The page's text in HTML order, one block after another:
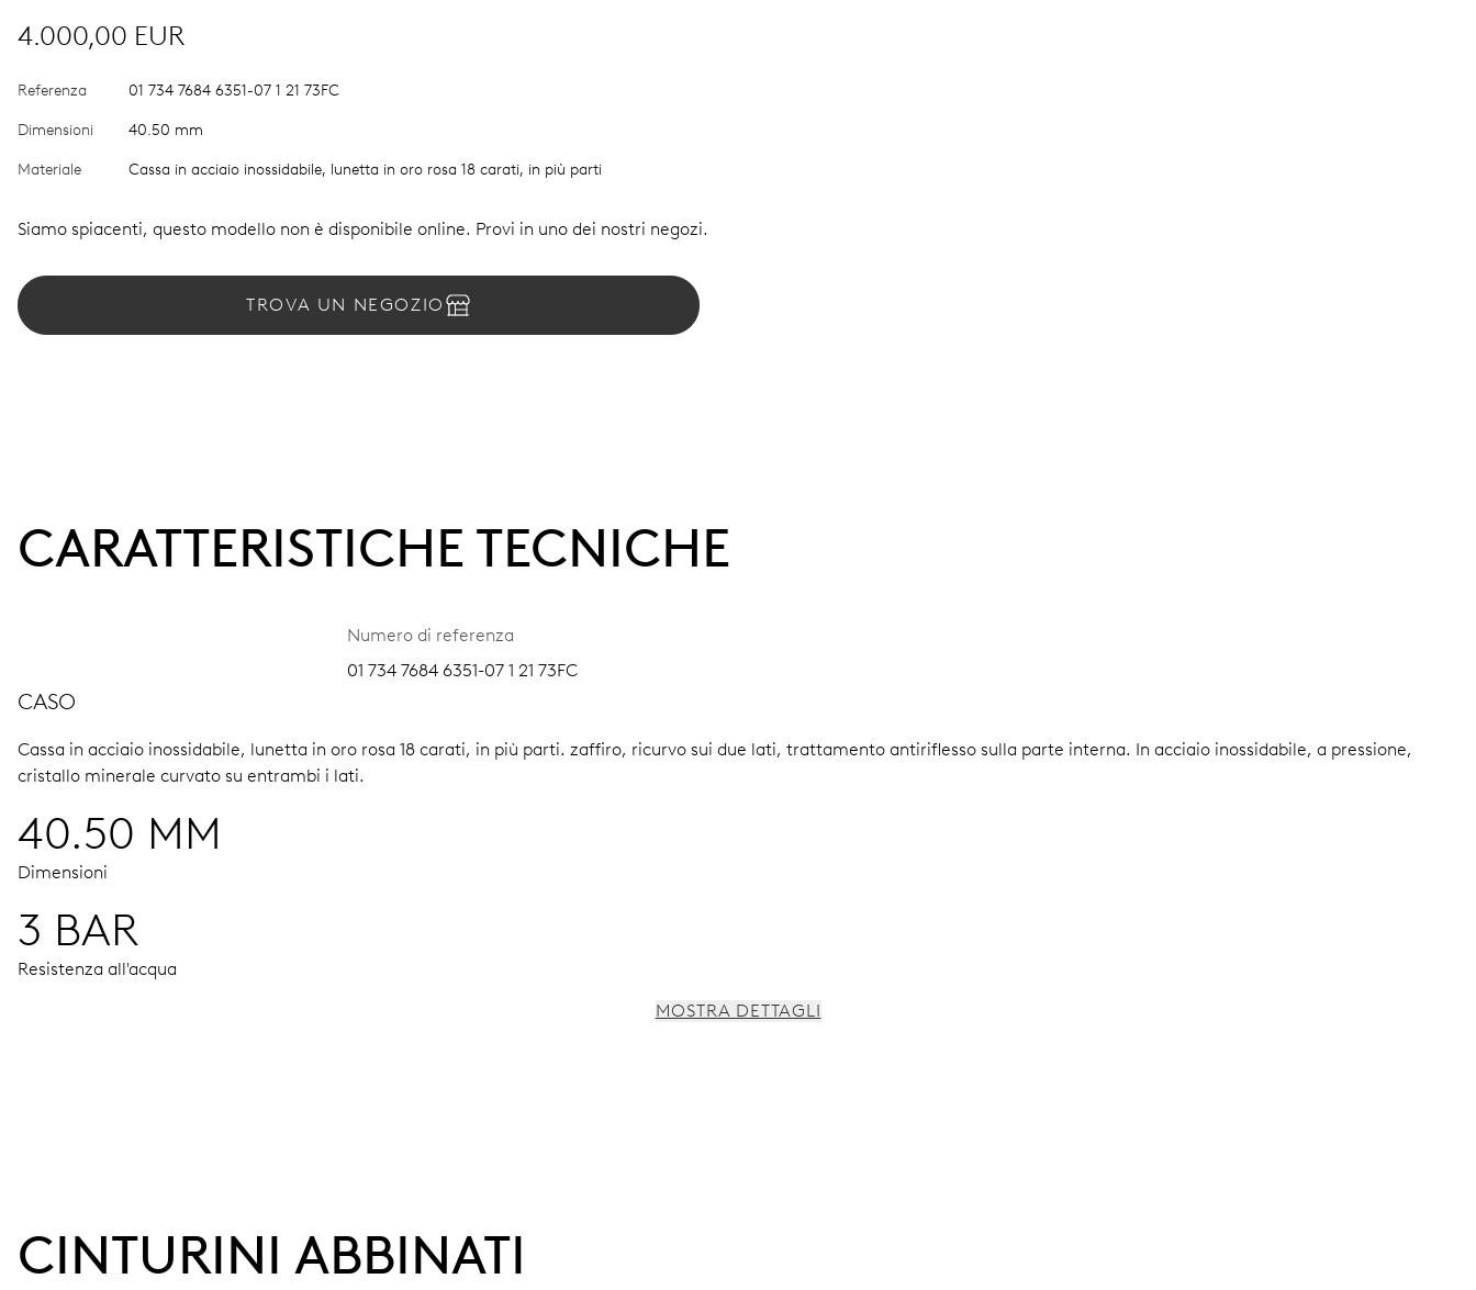
4.000,00 EUR
Referenza 01 734 7684 6351-07 1 21 73FC
Dimensioni 40.50 mm
Materiale Cassa in acciaio inossidabile, lunetta in oro rosa 18 carati, in più parti
Siamo spiacenti, questo modello non è disponibile online. Provi in uno dei nostri negozi.
TROVA UN NEGOZIO
CARATTERISTICHE TECNICHE
Numero di referenza
01 734 7684 6351-07 1 21 73FC
CASO
Cassa in acciaio inossidabile, lunetta in oro rosa 18 carati, in più parti. zaffiro, ricurvo sui due lati, trattamento antiriflesso sulla parte interna. In acciaio inossidabile, a pressione,
cristallo minerale curvato su entrambi i lati.
40.50 MM
Dimensioni
3 BAR
Resistenza all'acqua
Riserva di carica
MOSTRA DETTAGLI
CINTURINI ABBINATI